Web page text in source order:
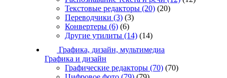
Текстовые редакторы (20) (20)
Переводчики (3) (3)
Конвертеры (6) (6)
Другие утилиты (14) (14)
Графика, дизайн, мультимедиа
Графика и дизайн
Графические редакторы (70) (70)